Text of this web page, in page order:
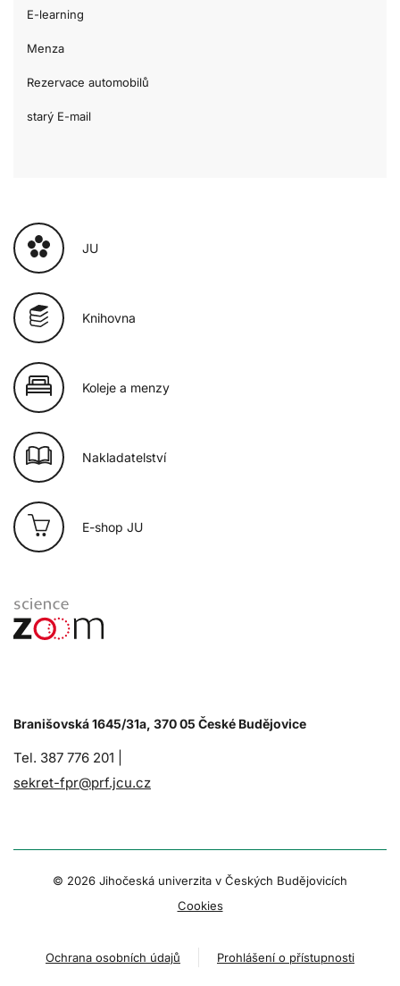
E-learning
Menza
Rezervace automobilů
starý E-mail
JU
Knihovna
Koleje a menzy
Nakladatelství
E-shop JU
Branišovská 1645/31a, 370 05 České Budějovice
Tel. 387 776 201 |
sekret-fpr@prf.jcu.cz
© 2026 Jihočeská univerzita v Českých Budějovicích
Cookies
Ochrana osobních údajů Prohlášení o přístupnosti